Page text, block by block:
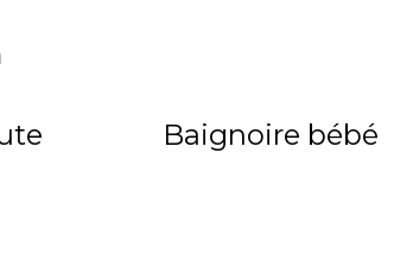
Baignoire bébé